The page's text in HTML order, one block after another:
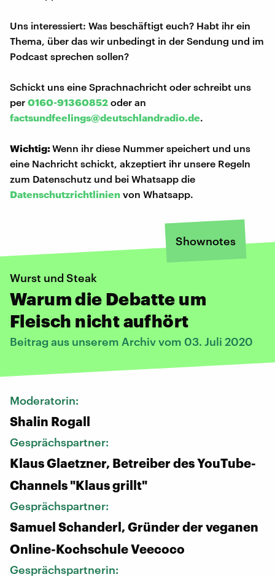
Uns interessiert: Was beschäftigt euch? Habt ihr ein
Thema, über das wir unbedingt in der Sendung und im
Podcast sprechen sollen?
Schickt uns eine Sprachnachricht oder schreibt uns
per 0160-91360852 oder an
factsundfeelings@deutschlandradio.de.
Wichtig:Wenn ihr diese Nummer speichert und uns
eine Nachricht schickt, akzeptiert ihr unsere Regeln
zum Datenschutz und bei Whatsapp die
Datenschutzrichtlinien von Whatsapp.
Shownotes
Wurst und Steak
Warum die Debatte um
Fleisch nicht aufhört
Beitrag aus unserem Archiv vom 03. Juli 2020
Moderatorin:
Shalin Rogall
Gesprächspartner:
Klaus Glaetzner, Betreiber des YouTube-
Channels "Klaus grillt"
Gesprächspartner:
Samuel Schanderl, Gründer der veganen
Online-Kochschule Veecoco
Gesprächspartnerin: